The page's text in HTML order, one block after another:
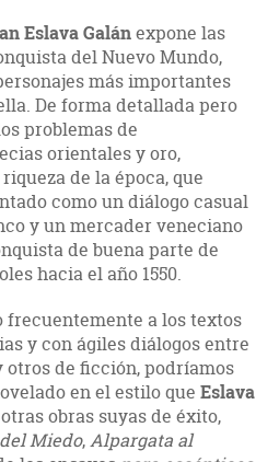
Eslava Galánexpone las
del Nuevo Mundo,
más importantes
De forma detallada pero
problemas de
orientales y oro,
de la época, que
como un diálogo casual
y un mercader veneciano
de buena parte de
hacia el año 1550.
frecuentemente a los textos
y con ágiles diálogos entre
de ficción, podríamos
en el estilo que Eslava
obras suyas de éxito,
Miedo,Alpargata al